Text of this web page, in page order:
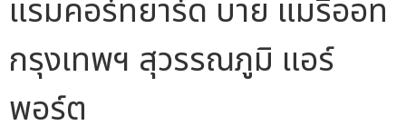
แรมคอร์ทยาร์ด บาย แมริออท
กรุงเทพฯ สุวรรณภูมิ แอร์
พอร์ต